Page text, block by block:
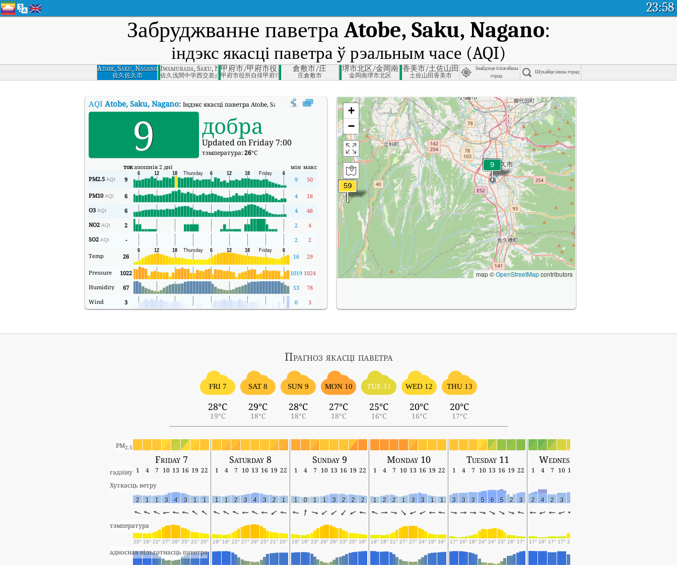
23:58
Забруджванне паветраAtobe, Saku, Nagano:
індэкс якасці паветра ў рэальным часе (AQI)
Atobe, Saku, Nagano
佐久佐久市
Iwamurada, Saku, Nagano Prefecture
佐久浅間中学西交差点佐久市
甲府市/甲府市役所自排
甲府市役所自排甲府市
倉敷市/庄
庄倉敷市
堺市北区/金岡南
金岡南堺市北区
香美市/土佐山田
土佐山田香美市
Знайдзіце бліжэйшы
горад
Шукайце іншы горад
AQI Atobe, Saku, Nagano: Індэкс якасці паветра Atobe, Saku, Nagano у рэальным часе (AQI).
9 добра
Updated on Friday 7:00
тэмпература:26°C
токапошнія 2 дні мін макс
PM2.5 AQI 9 9 50
PM10 AQI 6 4
18
O3 AQI 6 4
48
NO2 AQI 2 2
4
SO2 AQI - 2 2
Temp 26 16 29
Pressure 1022 1019 1024
Humidity
67 53
78
Wind
3 0 3
+
−
map ©OpenStreetMapcontributors
Прагноз якасці паветра
FRI 7
28°C
19°C
SAT 8
29°C
18°C
SUN 9
28°C
18°C
MON 10
27°C
18°C
TUE 11
25°C
16°C
WED 12
20°C
16°C
THU 13
20°C
17°C
PM2.5
Friday 7 Saturday 8 Sunday 9 Monday 10 Tuesday 11 Wednesday 12
гадзіну 1 4 7 10 13 16 19 22 1 4 7 10 13 16 19 22 1 4 7 10 13 16 19 22 1 4 7 10 13 16 19 22 1 4 7 10 13 16 19 22 1 4 7 10 13
Хуткасць ветру
2 1 1 3 4 3 1 1 1 1 2 3 4 3 2 1 1 0 1 1 3 2 2 2 1 2 2 1 3 3 1 1 3 3 3 5 6 5 2 3 2 4 2 3 3
тэмпература
20° 19° 22° 27° 28° 25° 21° 20° 19° 18° 22° 27° 29° 25° 21° 20° 19° 18° 23° 28° 26° 23° 20° 19° 18° 18° 21° 27° 27° 24° 19° 19° 17° 16° 18° 24° 24° 23° 18° 17° 17° 16° 17° 17° 20°
адносная вільготнасць паветра